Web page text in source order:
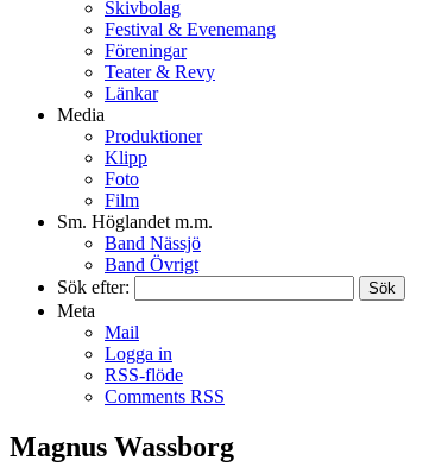
Skivbolag
Festival & Evenemang
Föreningar
Teater & Revy
Länkar
Media
Produktioner
Klipp
Foto
Film
Sm. Höglandet m.m.
Band Nässjö
Band Övrigt
Sök efter:
Meta
Mail
Logga in
RSS-flöde
Comments RSS
Magnus Wassborg